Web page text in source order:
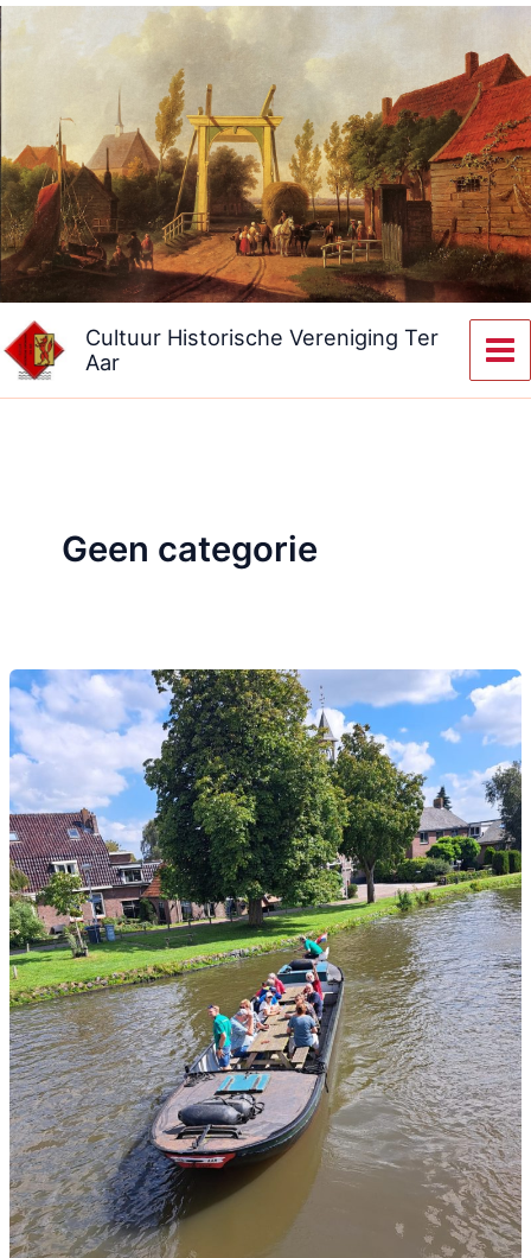
Ga
naar
Cultuur Historische Vereniging Ter
Aar
Geen categorie